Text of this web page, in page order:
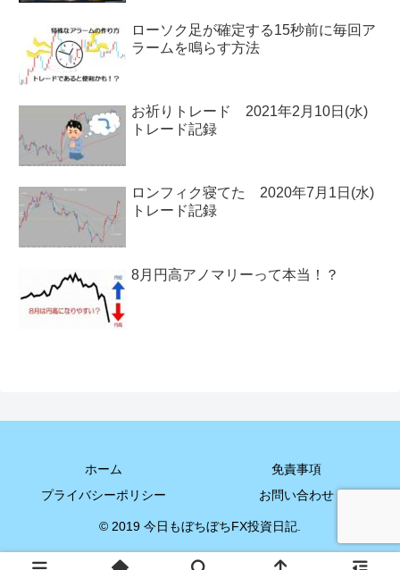
ローソク足が確定する15秒前に毎回ア
ラームを鳴らす方法
お祈りトレード 2021年2月10日(水)
トレード記録
ロンフィク寝てた 2020年7月1日(水)
トレード記録
8月円高アノマリーって本当！？
ホーム
免責事項
プライバシーポリシー
お問い合わせ
© 2019 今日もぼちぼちFX投資日記.